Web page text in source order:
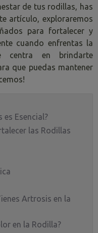
de tus rodillas, has
artículo, exploraremos
para fortalecer y
cuando enfrentas la
centra en brindarte
que puedas mantener
es Esencial?
las Rodillas
Artrosis en la
en la Rodilla?